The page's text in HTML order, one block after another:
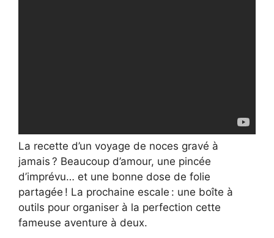
La recette d’un voyage de noces gravé à
jamais ? Beaucoup d’amour, une pincée
d’imprévu… et une bonne dose de folie
partagée ! La prochaine escale : une boîte à
outils pour organiser à la perfection cette
fameuse aventure à deux.